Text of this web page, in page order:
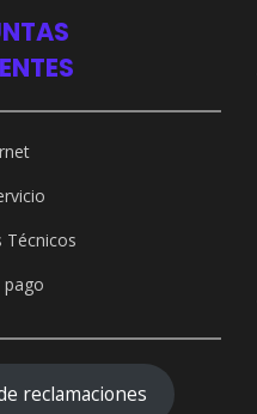
Técnicos
pago
reclamaciones